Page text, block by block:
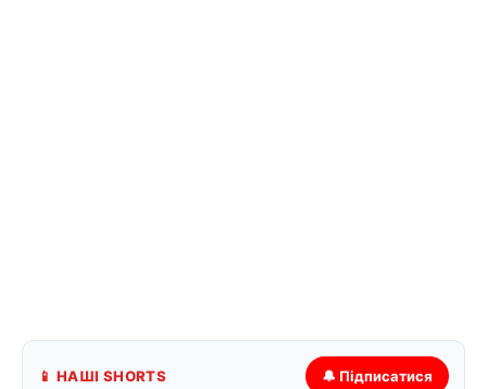
📱 НАШІ SHORTS 🔔 Підписатися